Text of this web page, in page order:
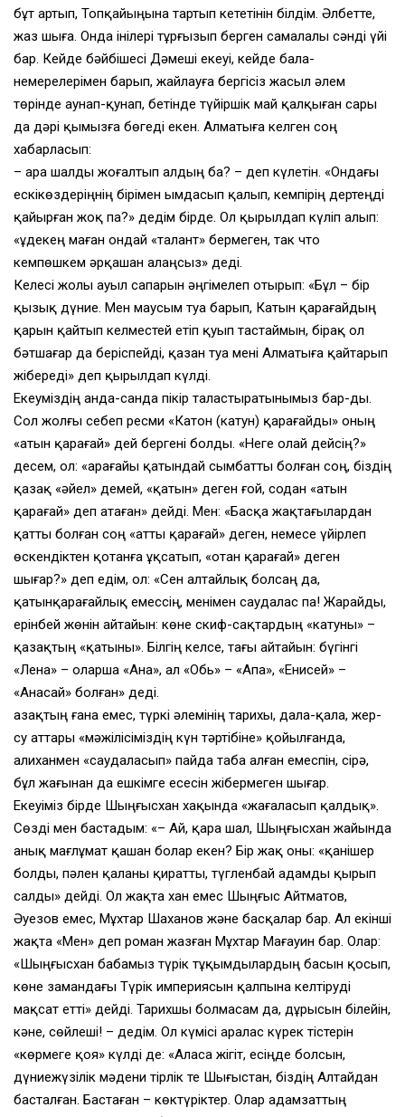
бұт артып, Топқайыңына тартып кететінін білдім. Әлбетте,
жаз шыға. Онда інілері тұрғызып берген самалалы сәнді үйі
бар. Кейде бәйбішесі Дәмеші екеуі, кейде бала-
немерелерімен барып, жайлауға бергісіз жасыл әлем
төрінде аунап-қунап, бетінде түйіршік май қалқыған сары
да дәрі қымызға бөгеді екен. Алматыға келген соң
хабарласып:
– Қара шалды жоғалтып алдың ба? – деп күлетін. «Ондағы
ескікөздеріңнің бірімен ымдасып қалып, кемпірің дертеңді
қайырған жоқ па?» дедім бірде. Ол қырылдап күліп алып:
«Құдекең маған ондай «талант» бермеген, так что
кемпөшкем әрқашан алаңсыз» деді.
Келесі жолы ауыл сапарын әңгімелеп отырып: «Бұл – бір
қызық дүние. Мен маусым туа барып, Катын қарағайдың
қарын қайтып келместей етіп қуып тастаймын, бірақ ол
бәтшағар да беріспейді, қазан туа мені Алматыға қайтарып
жібереді» деп қырылдап күлді.
Екеуміздің анда-санда пікір таластыратынымыз бар-ды.
Сол жолғы себеп ресми «Катон (катун) қарағайды» оның
«Қатын қарағай» дей бергені болды. «Неге олай дейсің?»
десем, ол: «Қарағайы қатындай сымбатты болған соң, біздің
қазақ «әйел» демей, «қатын» деген ғой, содан «Қатын
қарағай» деп атаған» дейді. Мен: «Басқа жақтағылардан
қатты болған соң «Қатты қарағай» деген, немесе үйірлеп
өскендіктен қотанға ұқсатып, «Қотан қарағай» деген
шығар?» деп едім, ол: «Сен алтайлық болсаң да,
қатынқарағайлық емессің, менімен саудалас па! Жарайды,
ерінбей жөнін айтайын: көне скиф-сақтардың «катуны» –
қазақтың «қатыны». Білгің келсе, тағы айтайын: бүгінгі
«Лена» – оларша «Ана», ал «Обь» – «Апа», «Енисей» –
«Анасай» болған» деді.
Қазақтың ғана емес, түркі әлемінің тарихы, дала-қала, жер-
су аттары «мәжілісіміздің күн тәртібіне» қойылғанда,
Қалиханмен «саудаласып» пайда таба алған емеспін, сірә,
бұл жағынан да ешкімге есесін жібермеген шығар.
Екеуіміз бірде Шыңғысхан хақында «жағаласып қалдық».
Сөзді мен бастадым: «– Ай, қара шал, Шыңғысхан жайында
анық мағлұмат қашан болар екен? Бір жақ оны: «қанішер
болды, пәлен қаланы қиратты, түгленбай адамды қырып
салды» дейді. Ол жақта хан емес Шыңғыс Айтматов,
Әуезов емес, Мұхтар Шаханов және басқалар бар. Ал екінші
жақта «Мен» деп роман жазған Мұхтар Мағауин бар. Олар:
«Шыңғысхан бабамыз түрік тұқымдылардың басын қосып,
көне замандағы Түрік империясын қалпына келтіруді
мақсат етті» дейді. Тарихшы болмасам да, дұрысын білейін,
кәне, сөйлеші! – дедім. Ол күмісі аралас күрек тістерін
«көрмеге қоя» күлді де: «Аласа жігіт, есіңде болсын,
дүниежүзілік мәдени тірлік те Шығыстан, біздің Алтайдан
басталған. Бастаған – көктүріктер. Олар адамзаттың